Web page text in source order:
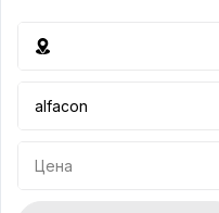
Цена